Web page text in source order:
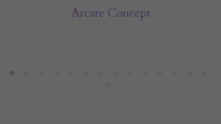
Arcare Concept